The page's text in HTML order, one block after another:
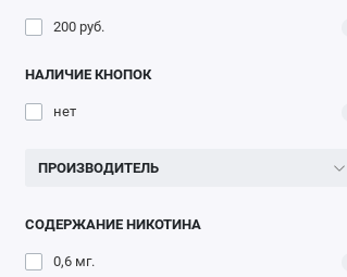
200 руб.
НАЛИЧИЕ КНОПОК
нет
ПРОИЗВОДИТЕЛЬ
СОДЕРЖАНИЕ НИКОТИНА
0,6 мг.